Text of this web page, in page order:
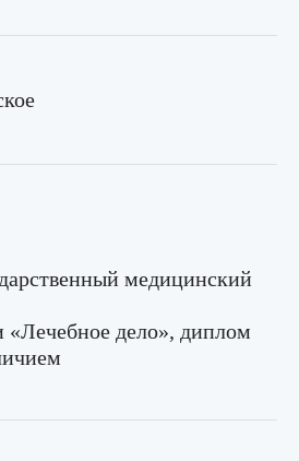
медицинский
«Лечебное дело», диплом